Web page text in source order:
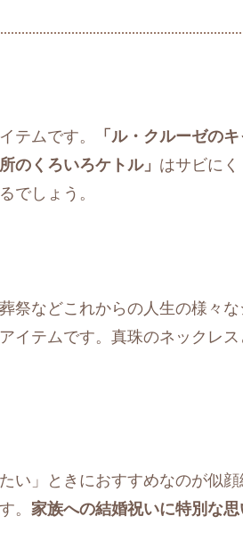
テムです。 「ル・クルーゼの
のくろいろケトル」 はサビに
でしょう。
祭などこれからの人生の様々
イテムです。真珠のネックレ
い」ときにおすすめなのが似
。 家族への結婚祝いに特別な